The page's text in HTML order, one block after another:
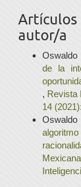
autor/a
de la
, Revista
14